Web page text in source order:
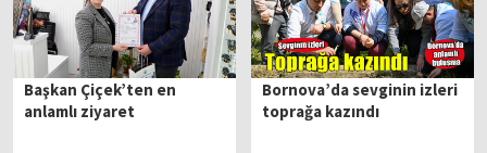
Başkan Çiçek’ten en
anlamlı ziyaret
Bornova’da sevginin izleri
toprağa kazındı